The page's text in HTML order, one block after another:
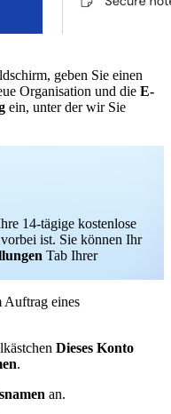
geben Sie einen
Organisation und die E-
ein, unter der wir Sie
14-tägige kostenlose
ist. Sie können Ihr
Tab Ihrer
Auftrag eines
Dieses Konto
.
an.